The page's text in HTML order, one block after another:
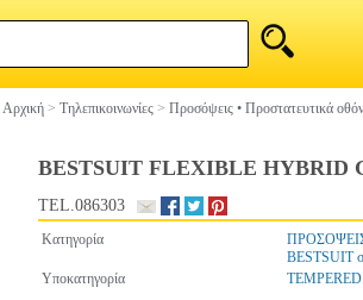
Αρχική > Τηλεπικοινωνίες > Προσόψεις • Προστατευτικά
BESTSUIT FLEXIBLE HYBRID
TEL.086303
Κατηγορία
BESTSUIT
Υποκατηγορία